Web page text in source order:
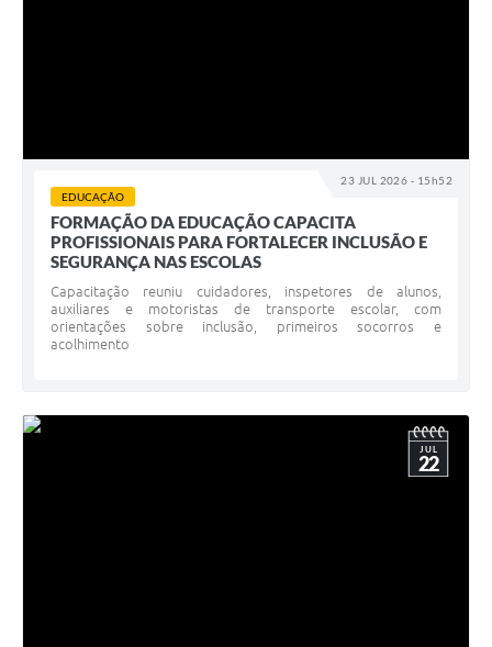
23 JUL 2026 - 15h52
EDUCAÇÃO
FORMAÇÃO DA EDUCAÇÃO CAPACITA
PROFISSIONAIS PARA FORTALECER INCLUSÃO E
SEGURANÇA NAS ESCOLAS
Capacitação reuniu cuidadores, inspetores de alunos,
auxiliares e motoristas de transporte escolar, com
orientações sobre inclusão, primeiros socorros e
acolhimento
JUL
22